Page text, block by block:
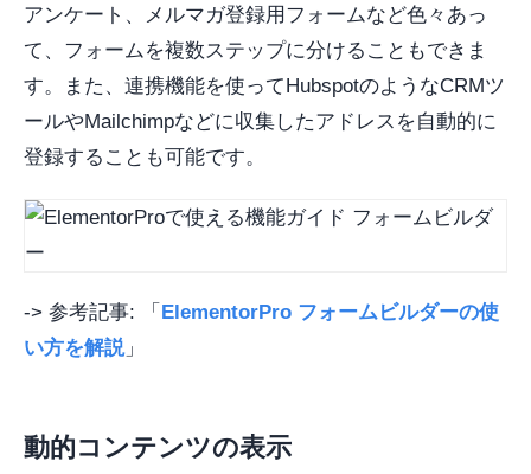
アンケート、メルマガ登録用フォームなど色々あっ
て、フォームを複数ステップに分けることもできま
す。また、連携機能を使ってHubspotのようなCRMツ
ールやMailchimpなどに収集したアドレスを自動的に
登録することも可能です。
-> 参考記事: 「 ElementorPro フォームビルダーの使
い方を解説」
動的コンテンツの表示